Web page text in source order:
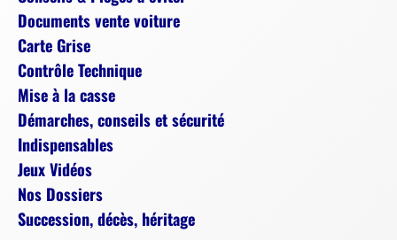
Documents vente voiture
Carte Grise
Contrôle Technique
Mise à la casse
Démarches, conseils et sécurité
Indispensables
Jeux Vidéos
Nos Dossiers
Succession, décès, héritage